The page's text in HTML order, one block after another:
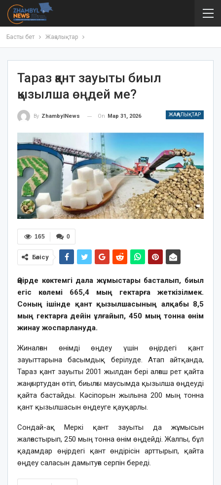
Басты бет Жаңалықтар
Тараз қант зауыты биыл
қызылша өңдей ме?
ЖАҢАЛЫҚТАР
By ZhambylNews On Мар 31, 2026
0
165
Бөлісу
Өңірде көктемгі дала жұмыстары басталып, биыл
егіс көлемі 665,4 мың гектарға жеткізілмек.
Соның ішінде қант қызылшасының алқабы 8,5
мың гектарға дейін ұлғайып, 450 мың тонна өнім
жинау жоспарлануда.
Жиналған өнімді өңдеу үшін өңірдегі қант
зауыттарына басымдық берілуде. Атап айтқанда,
Тараз қант зауыты 2001 жылдан бері алғаш рет қайта
жаңғыртудан өтіп, биылғы маусымда қызылша өңдеуді
қайта бастайды. Кәсіпорын жылына 200 мың тонна
қант қызылшасын өңдеуге қауқарлы.
Сондай-ақ Меркі қант зауыты да жұмысын
жалғастырып, 250 мың тонна өнім өңдейді. Жалпы, бұл
қадамдар өңірдегі қант өндірісін арттырып, қайта
өңдеу саласын дамытуға серпін береді.